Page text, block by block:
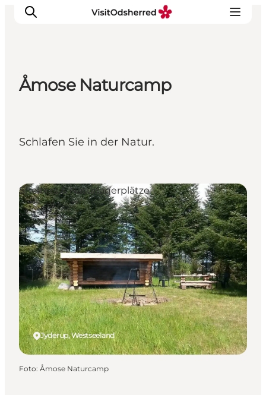
Essen
Åmose Naturcamp
Schlafen Sie in der Natur.
Jyderup, Westseeland
Shelters & Naturlagerplätze
Foto: Åmose Naturcamp